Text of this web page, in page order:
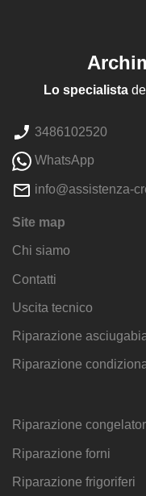
Lo specialista
3486102520
WhatsApp
info@assistenza-
Site map
Chi siamo
Contatti
Uscita tecnico
Riparazione
Riparazione
Riparazione
Riparazione forni
Riparazione frigoriferi